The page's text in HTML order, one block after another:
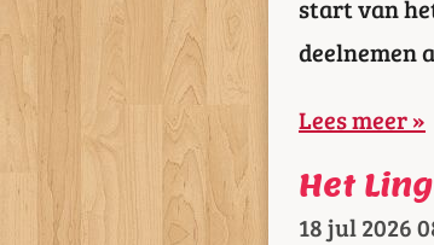
start van
deelnemen
Lees meer »
Het
18 jul 2026